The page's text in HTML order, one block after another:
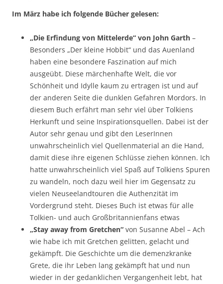
Im März habe ich folgende Bücher gelesen:
„Die Erfindung von Mittelerde“ von John Garth –
Besonders „Der kleine Hobbit“ und das Auenland
haben eine besondere Faszination auf mich
ausgeübt. Diese märchenhafte Welt, die vor
Schönheit und Idylle kaum zu ertragen ist und auf
der anderen Seite die dunklen Gefahren Mordors. In
diesem Buch erfährt man sehr viel über Tolkiens
Herkunft und seine Inspirationsquellen. Dabei ist der
Autor sehr genau und gibt den LeserInnen
unwahrscheinlich viel Quellenmaterial an die Hand,
damit diese ihre eigenen Schlüsse ziehen können. Ich
hatte unwahrscheinlich viel Spaß auf Tolkiens Spuren
zu wandeln, noch dazu weil hier im Gegensatz zu
vielen Neuseelandtouren die Authenzität im
Vordergrund steht. Dieses Buch ist etwas für alle
Tolkien- und auch Großbritannienfans etwas
„Stay away from Gretchen“ von Susanne Abel – Ach
wie habe ich mit Gretchen gelitten, gelacht und
gekämpft. Die Geschichte um die demenzkranke
Grete, die ihr Leben lang gekämpft hat und nun
wieder in der gedanklichen Vergangenheit lebt, hat